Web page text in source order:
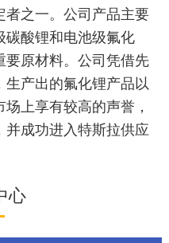
者之一。公司产品主要
碳酸锂和电池级氟化
要原材料。公司凭借先
产出的氟化锂产品以
上享有较高的声誉，
并成功进入特斯拉供应
心